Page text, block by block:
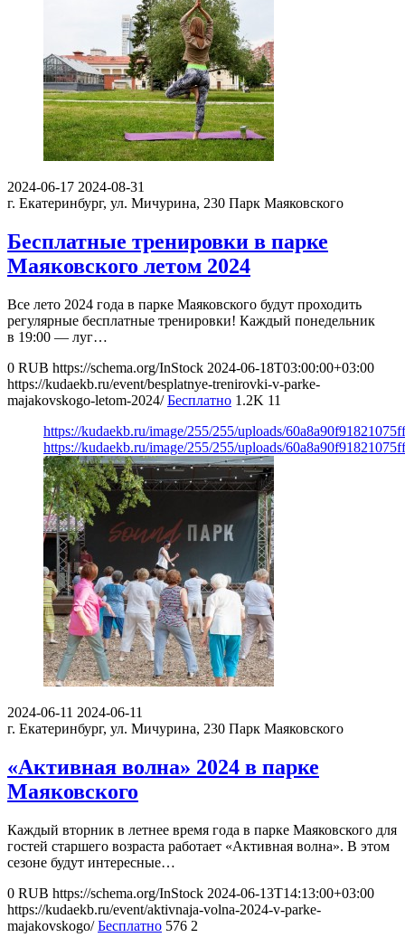
2024-06-17 2024-08-31
г. Екатеринбург, ул. Мичурина, 230 Парк Маяковского
Бесплатные тренировки в парке
Маяковского летом 2024
Все лето 2024 года в парке Маяковского будут проходить
регулярные бесплатные тренировки! Каждый понедельник
в 19:00 — луг…
0 RUB https://schema.org/InStock 2024-06-18T03:00:00+03:00
https://kudaekb.ru/event/besplatnye-trenirovki-v-parke-
majakovskogo-letom-2024/ Бесплатно 1.2K 11
https://kudaekb.ru/image/255/255/uploads/
https://kudaekb.ru/image/255/255/uploads/
2024-06-11 2024-06-11
г. Екатеринбург, ул. Мичурина, 230 Парк Маяковского
«Активная волна» 2024 в парке
Маяковского
Каждый вторник в летнее время года в парке Маяковского для
гостей старшего возраста работает «Активная волна». В этом
сезоне будут интересные…
0 RUB https://schema.org/InStock 2024-06-13T14:13:00+03:00
https://kudaekb.ru/event/aktivnaja-volna-2024-v-parke-
majakovskogo/ Бесплатно 576 2